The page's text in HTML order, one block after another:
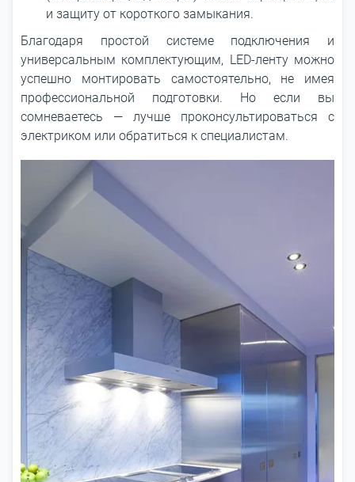
и защиту от короткого замыкания.
Благодаря простой системе подключения и
универсальным комплектующим, LED-ленту можно
успешно монтировать самостоятельно, не имея
профессиональной подготовки. Но если вы
сомневаетесь ― лучше проконсультироваться с
электриком или обратиться к специалистам.